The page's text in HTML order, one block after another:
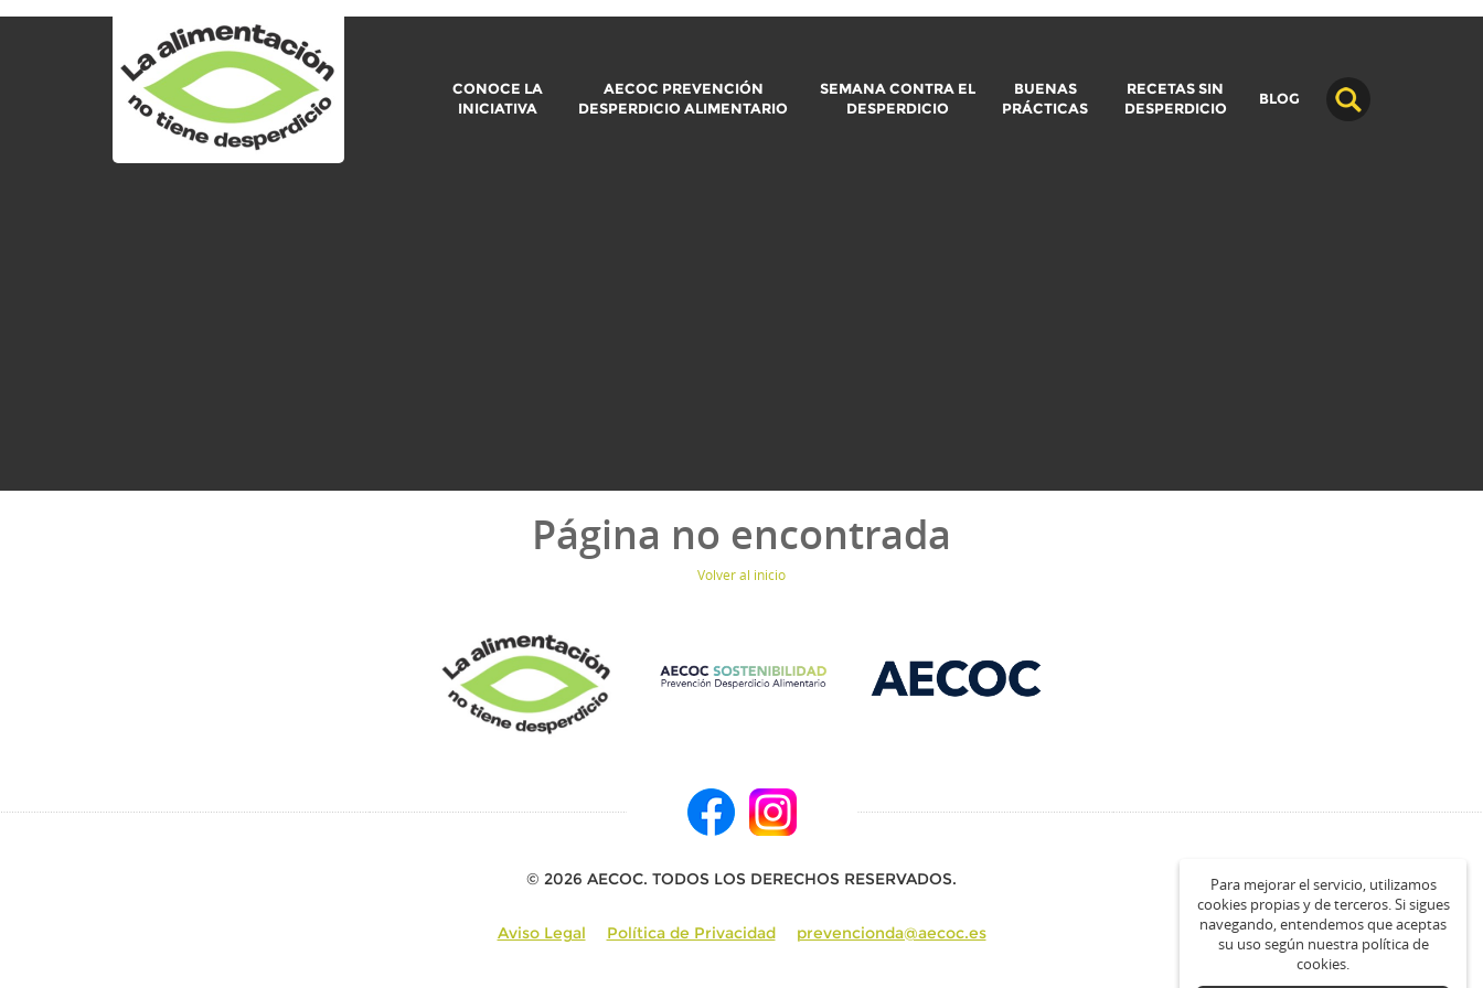
CONOCE LA
INICIATIVA
AECOC PREVENCIÓN
DESPERDICIO ALIMENTARIO
SEMANA CONTRA EL
DESPERDICIO
BUENAS
PRÁCTICAS
RECETAS SIN
DESPERDICIO
BLOG
Página no encontrada
Volver al inicio
© 2026 AECOC. TODOS LOS DERECHOS RESERVADOS.
Aviso Legal Política de Privacidad prevencionda@aecoc.es
Para mejorar el servicio, utilizamos
cookies propias y de terceros. Si sigues
navegando, entendemos que aceptas
su uso según nuestra política de
cookies.